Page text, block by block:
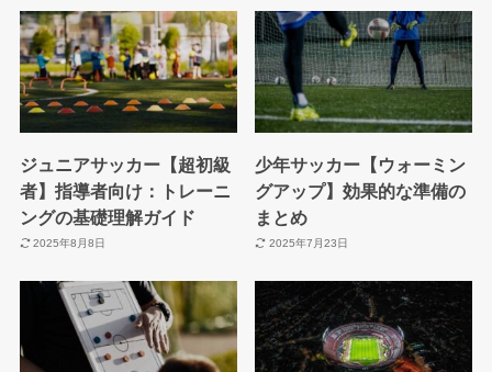
ジュニアサッカー【超初級
者】指導者向け：トレーニ
ングの基礎理解ガイド
2025年8月8日
少年サッカー【ウォーミン
グアップ】効果的な準備の
まとめ
2025年7月23日